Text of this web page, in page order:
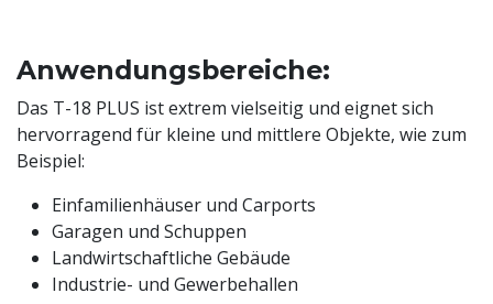
Anwendungsbereiche:
Das T-18 PLUS ist extrem vielseitig und eignet sich
hervorragend für kleine und mittlere Objekte, wie zum
Beispiel:
Einfamilienhäuser und Carports
Garagen und Schuppen
Landwirtschaftliche Gebäude
Industrie- und Gewerbehallen